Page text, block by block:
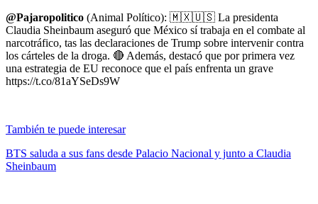
@Pajaropolitico (Animal Político): 🇲🇽🇺🇸 La presidenta
Claudia Sheinbaum aseguró que México sí trabaja en el combate al
narcotráfico, tas las declaraciones de Trump sobre intervenir contra
los cárteles de la droga. 🔴 Además, destacó que por primera vez
una estrategia de EU reconoce que el país enfrenta un grave
https://t.co/81aYSeDs9W
También te puede interesar
BTS saluda a sus fans desde Palacio Nacional y junto a Claudia
Sheinbaum